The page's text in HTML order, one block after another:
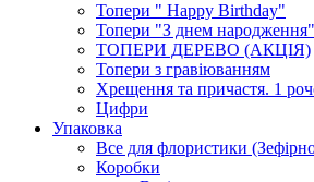
Топери " Happy Birthday"
Топери "З днем народження"
ТОПЕРИ ДЕРЕВО (АКЦІЯ)
Топери з гравіюванням
Хрещення та причастя. 1
Цифри
Упаковка
Все для флористики
Коробки